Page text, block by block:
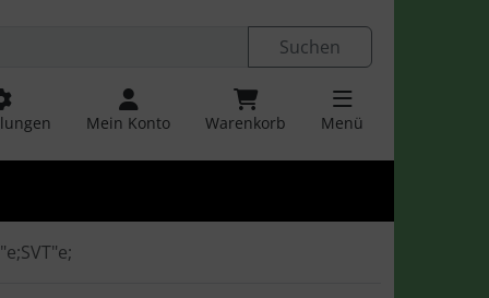
Springe zu den allgemeinen
Suchen
Mein Konto Warenkorb Menü